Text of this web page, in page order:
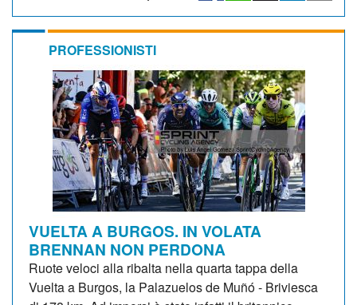
PROFESSIONISTI
VUELTA A BURGOS. IN VOLATA
BRENNAN NON PERDONA
Ruote veloci alla ribalta nella quarta tappa della
Vuelta a Burgos, la Palazuelos de Muñó - Briviesca